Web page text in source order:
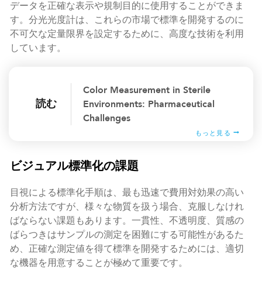
データを正確な表示や規制目的に使用することができま
す。分光光度計は、これらの市場で標準を開発するのに
不可欠な定量限界を設定するために、高度な技術を利用
しています。
読む
Color Measurement in Sterile
Environments: Pharmaceutical
Challenges
もっと見る
ビジュアル標準化の課題
目視による標準化手順は、最も迅速で費用対効果の高い
分析方法ですが、様々な物質を扱う場合、克服しなけれ
ばならない課題もあります。一貫性、不透明度、質感の
ばらつきはサンプルの測定を困難にする可能性があるた
め、正確な測定値を得て標準を開発するためには、適切
な機器を用意することが極めて重要です。